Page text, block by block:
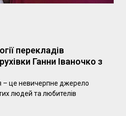
перекладів
Ганни Іваночко з
– це невичерпне джерело
людей та любителів